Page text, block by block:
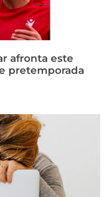
afronta este
pretemporada